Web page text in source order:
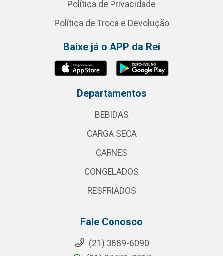
Política de Privacidade
Política de Troca e Devolução
Baixe já o APP da Rei
Departamentos
BEBIDAS
CARGA SECA
CARNES
CONGELADOS
RESFRIADOS
Fale Conosco
(21) 3889-6090